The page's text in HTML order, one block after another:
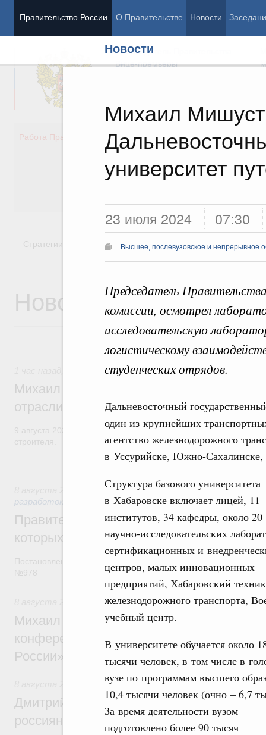
Правительство России О Правительстве Новости
Новости
Михаил
университет
23 июля 2024 07:30
Высшее, послевузовское и непрерывное
Председатель
комиссии, осмотрел
исследовательскую
логистическому
студенческих отрядов.
Дальневосточный
один из крупнейших
агентство железнодорожного
в Уссурийске, Южно-
Структура базового университета
в Хабаровске включает лицей, 11
институтов, 34 кафедры, около 20
научно-исследовательских
сертификационных и
центров, малых инновационных
предприятий, Хабаровский
железнодорожного транспорта,
учебный центр.
В университете обучается около
тысячи человек, в том числе в
вузе по программам высшего
10,4 тысячи человек (очно – 6,7
За время деятельности вузом
подготовлено более 90 тысяч
Председатель Правительства
Вице-премьеры
Работа Правительства
Демография
Здоровье
Культура
Стратегии Государственные программы
Новости
Регулирование в сфере строительства
Михаил Мишустин поздравил
отрасли с профессиональным
9 августа 2026 года отмечается профессиональный праздник
Государственная политика в сфере
разработок
Правительство расширило перечень
которых освобождаются от НДФЛ
Отрасль информационных технологий
Михаил Мишустин дал поручения по
конференции «Цифровая индустрия
России»
Спорт высших достижений и массовый
Дмитрий Чернышенко и Михаил
россиян с Днём физкультурника